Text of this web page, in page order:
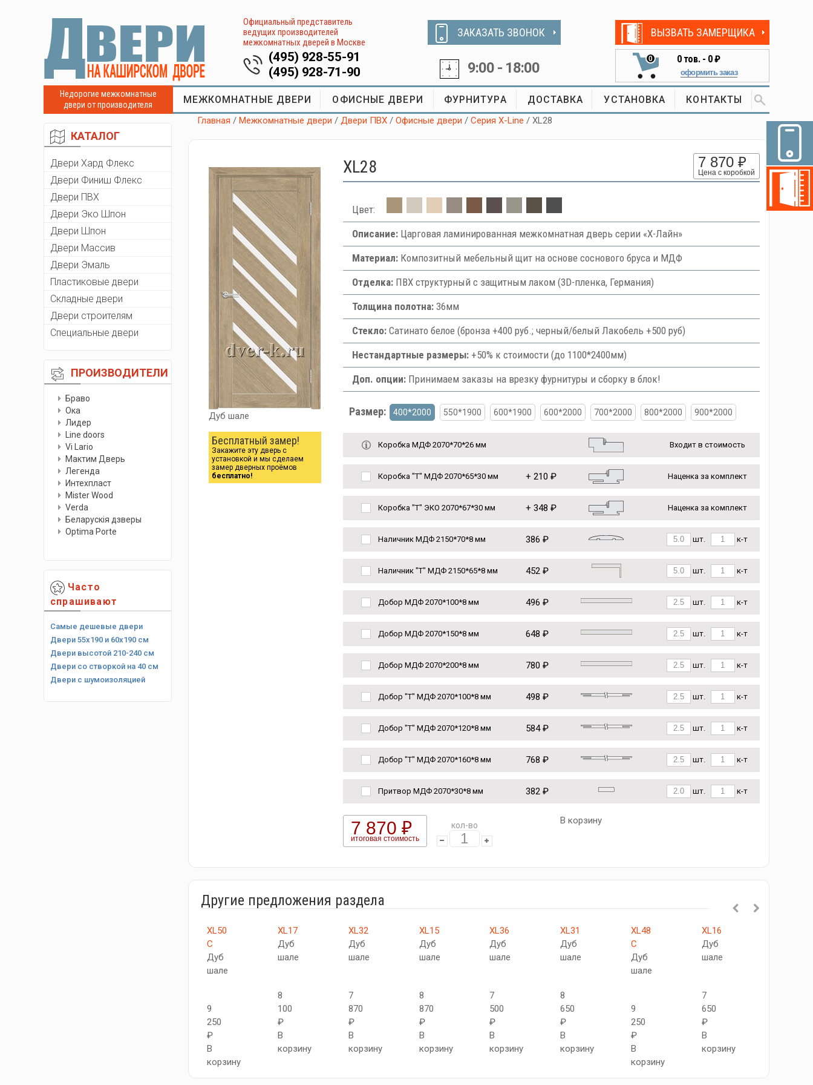
Официальный представитель
ведущих производителей
межкомнатных дверей в Москве
(495) 928-55-91
(495) 928-71-90
ЗАКАЗАТЬ ЗВОНОК
9:00 - 18:00
ВЫЗВАТЬ ЗАМЕРЩИКА
0 0тов. - 0 ₽
оформить заказ
Недорогие межкомнатные
двери от производителя
МЕЖКОМНАТНЫЕ ДВЕРИ ОФИСНЫЕ ДВЕРИ ФУРНИТУРА ДОСТАВКА УСТАНОВКА КОНТАКТЫ
КАТАЛОГ
Двери Хард Флекс
Двери Финиш Флекс
Двери ПВХ
Двери Эко Шпон
Двери Шпон
Двери Массив
Двери Эмаль
Пластиковые двери
Складные двери
Двери строителям
Специальные двери
ПРОИЗВОДИТЕЛИ
Браво
Ока
Лидер
Line doors
Vi Lario
Мактим Дверь
Легенда
Интехпласт
Мister Wood
Verda
Беларускiя дзверы
Optima Porte
Часто
спрашивают
Самые дешевые двери
Двери 55х190 и 60х190 см
Двери высотой 210-240 см
Двери со створкой на 40 см
Двери с шумоизоляцией
Главная /Межкомнатные двери /Двери ПВХ /Офисные двери /Серия X-Line / XL28
Дуб шале
Бесплатный замер!
Закажите эту дверь с
установкой и мы сделаем
замер дверных проёмов
бесплатно!
XL28 7 870 ₽
Цена с коробкой
Цвет:
Описание:Царговая ламинированная межкомнатная дверь серии «Х-Лайн»
Материал:Композитный мебельный щит на основе соснового бруса и МДФ
Отделка:ПВХ структурный с защитным лаком (3D-пленка, Германия)
Толщина полотна:36мм
Стекло:Сатинато белое (бронза +400 руб.; черный/белый Лакобель +500 руб)
Нестандартные размеры:+50% к стоимости (до 1100*2400мм)
Доп. опции:Принимаем заказы на врезку фурнитуры и сборку в блок!
Размер: 400*2000 550*1900 600*1900 600*2000 700*2000 800*2000 900*2000
Коробка МДФ 2070*70*26 мм Входит в стоимость
Коробка "Т" МДФ 2070*65*30 мм + 210 ₽ Наценка за комплект
Коробка "Т" ЭКО 2070*67*30 мм + 348 ₽ Наценка за комплект
Наличник МДФ 2150*70*8 мм 386 ₽ шт. к-т
Наличник "Т" МДФ 2150*65*8 мм 452 ₽ шт. к-т
Добор МДФ 2070*100*8 мм 496 ₽ шт. к-т
Добор МДФ 2070*150*8 мм 648 ₽ шт. к-т
Добор МДФ 2070*200*8 мм 780 ₽ шт. к-т
Добор "Т" МДФ 2070*100*8 мм 498 ₽ шт. к-т
Добор "Т" МДФ 2070*120*8 мм 584 ₽ шт. к-т
Добор "Т" МДФ 2070*160*8 мм 768 ₽ шт. к-т
Притвор МДФ 2070*30*8 мм 382 ₽ шт. к-т
7 870 ₽
итоговая стоимость
кол-во В корзину
Другие предложения раздела
XL50
C
Дуб
шале
9
250
₽
В
корзину
XL17
Дуб
шале
8
100
₽
В
корзину
XL32
Дуб
шале
7
870
₽
В
корзину
XL15
Дуб
шале
8
870
₽
В
корзину
XL36
Дуб
шале
7
500
₽
В
корзину
XL31
Дуб
шале
8
650
₽
В
корзину
XL48
C
Дуб
шале
9
250
₽
В
корзину
XL16
Дуб
шале
7
650
₽
В
корзину